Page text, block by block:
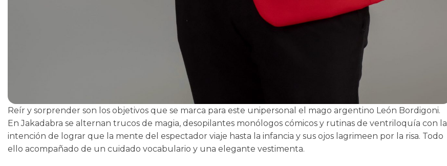
Reír y sorprender son los objetivos que se marca para este unipersonal el mago argentino León Bordigoni.
En Jakadabra se alternan trucos de magia, desopilantes monólogos cómicos y rutinas de ventriloquía con la
intención de lograr que la mente del espectador viaje hasta la infancia y sus ojos lagrimeen por la risa. Todo
ello acompañado de un cuidado vocabulario y una elegante vestimenta.